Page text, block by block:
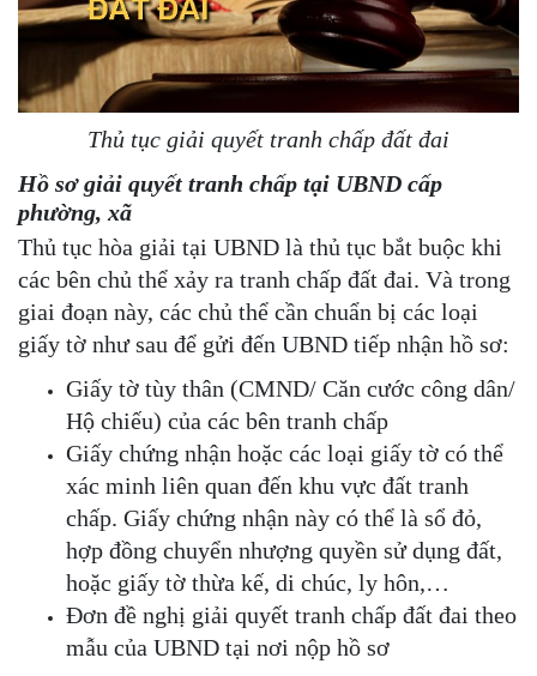
Thủ tục giải quyết tranh chấp đất đai
Hồ sơ giải quyết tranh chấp tại UBND cấp
phường, xã
Thủ tục hòa giải tại UBND là thủ tục bắt buộc khi
các bên chủ thể xảy ra tranh chấp đất đai. Và trong
giai đoạn này, các chủ thể cần chuẩn bị các loại
giấy tờ như sau để gửi đến UBND tiếp nhận hồ sơ:
Giấy tờ tùy thân (CMND/ Căn cước công dân/
Hộ chiếu) của các bên tranh chấp
Giấy chứng nhận hoặc các loại giấy tờ có thể
xác minh liên quan đến khu vực đất tranh
chấp. Giấy chứng nhận này có thể là sổ đỏ,
hợp đồng chuyển nhượng quyền sử dụng đất,
hoặc giấy tờ thừa kế, di chúc, ly hôn,…
Đơn đề nghị giải quyết tranh chấp đất đai theo
mẫu của UBND tại nơi nộp hồ sơ